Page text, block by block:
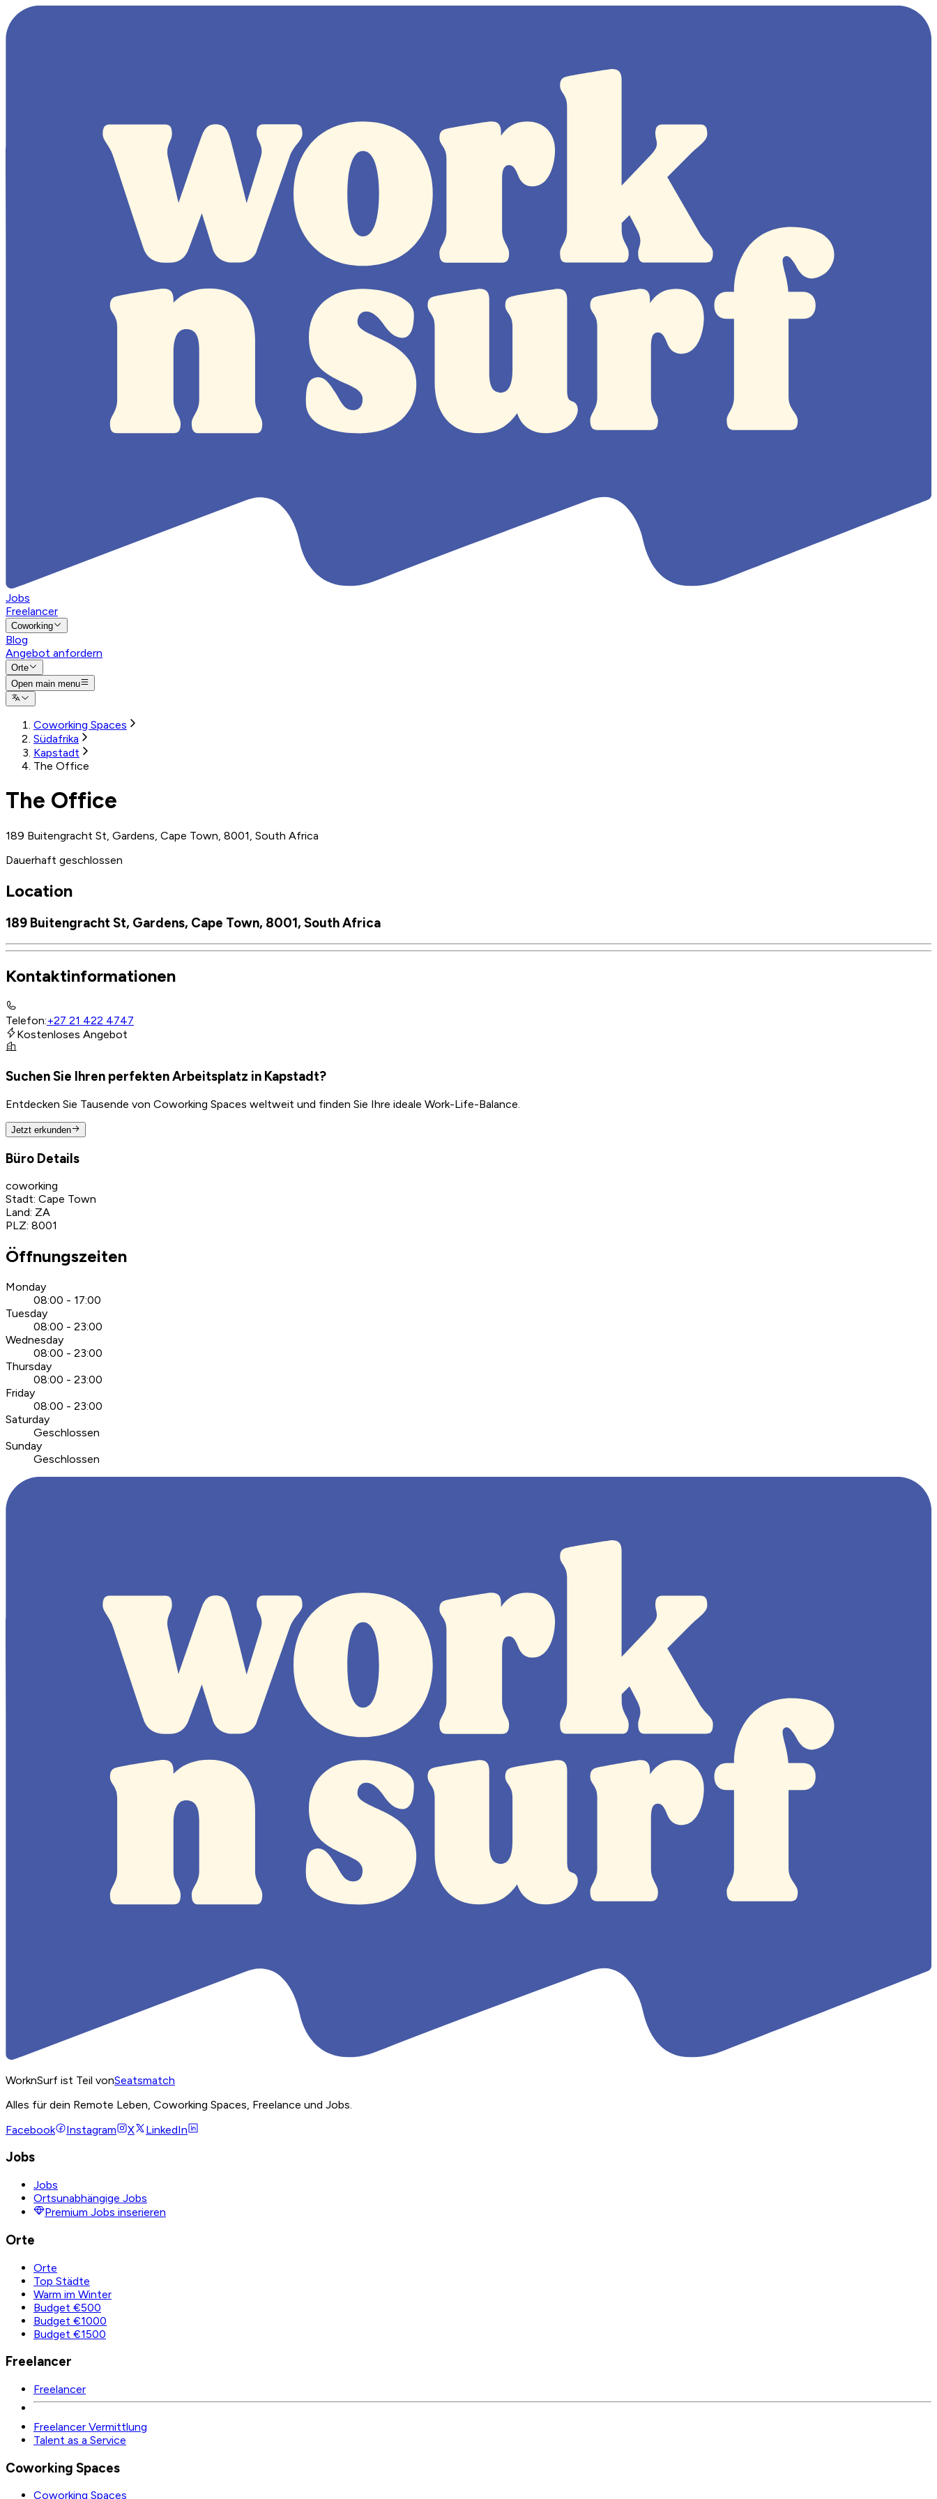
Jobs
Freelancer
Coworking
Blog
Angebot anfordern
Orte
Open main menu
Coworking Spaces
Südafrika
Kapstadt
The Office
The Office
189 Buitengracht St, Gardens, Cape Town, 8001, South Africa
Dauerhaft geschlossen
Location
189 Buitengracht St, Gardens, Cape Town, 8001, South Africa
Kontaktinformationen
Telefon:+27 21 422 4747
Kostenloses Angebot
Suchen Sie Ihren perfekten Arbeitsplatz in Kapstadt?
Entdecken Sie Tausende von Coworking Spaces weltweit und finden Sie Ihre ideale Work-Life-Balance.
Jetzt erkunden
Büro Details
coworking
Stadt: Cape Town
Land: ZA
PLZ: 8001
Öffnungszeiten
Monday
08:00 - 17:00
Tuesday
08:00 - 23:00
Wednesday
08:00 - 23:00
Thursday
08:00 - 23:00
Friday
08:00 - 23:00
Saturday
Geschlossen
Sunday
Geschlossen
WorknSurf ist Teil vonSeatsmatch
Alles für dein Remote Leben, Coworking Spaces, Freelance und Jobs.
Facebook
Instagram X LinkedIn
Jobs
Jobs
Ortsunabhängige Jobs
Premium Jobs inserieren
Orte
Orte
Top Städte
Warm im Winter
Budget €500
Budget €1000
Budget €1500
Freelancer
Freelancer
Freelancer Vermittlung
Talent as a Service
Coworking Spaces
Coworking Spaces